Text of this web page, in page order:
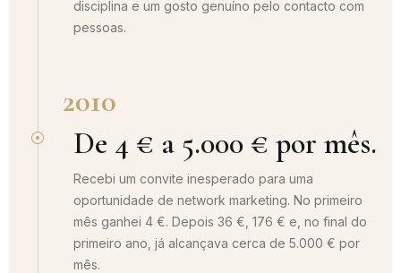
disciplina e um gosto genuíno pelo contacto com
pessoas.
2010
De 4 € a 5.000 € por mês.
Recebi um convite inesperado para uma
oportunidade de network marketing. No primeiro
mês ganhei 4 €. Depois 36 €, 176 € e, no final do
primeiro ano, já alcançava cerca de 5.000 € por
mês.